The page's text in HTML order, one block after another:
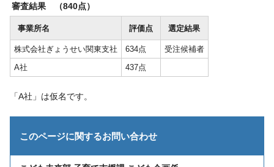
審査結果 （840点）
事業所名 評価点 選定結果
株式会社ぎょうせい関東支社 634点
受注候補者
A社
437点
「A社」は仮名です。
このページに関するお問い合わせ